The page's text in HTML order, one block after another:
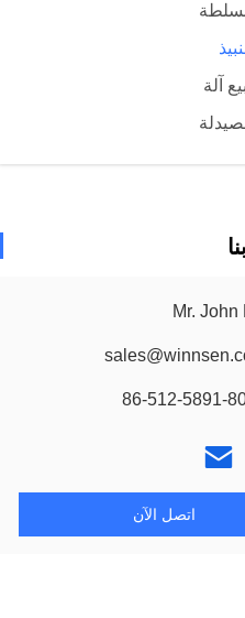
آلة
Mr. John
86-512-5891-
اتصل الآن